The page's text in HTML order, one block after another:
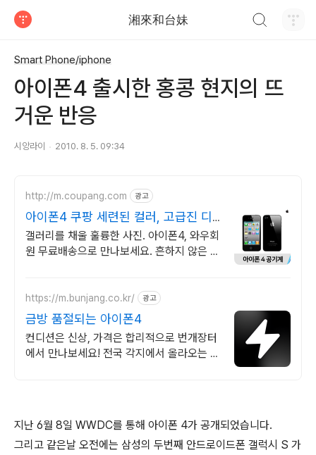
湘來和台妹
Smart Phone/iphone
아이폰4 출시한 홍콩 현지의 뜨
거운 반응
시앙라이 2010. 8. 5. 09:34
http://m.coupang.com 광고
아이폰4 쿠팡 세련된 컬러, 고급진 디
자인
갤러리를 채울 훌륭한 사진. 아이폰4, 와우회
원 무료배송으로 만나보세요. 흔하지 않은 특
https://m.bunjang.co.kr/ 광고
금방 품절되는 아이폰4
컨디션은 신상, 가격은 합리적으로 번개장터
에서 만나보세요! 전국 각지에서 올라오는 전
지난 6월 8일 WWDC를 통해 아이폰 4가 공개되었습니다.
그리고 같은날 오전에는 삼성의 두번째 안드로이드폰 갤럭시 S 가